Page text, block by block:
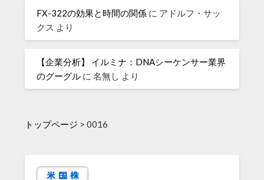
FX-322の効果と時間の関係 に アドルフ・サッ
クス より
【企業分析】 イルミナ：DNAシーケンサー業界
のグーグル に名無し より
トップページ >0016